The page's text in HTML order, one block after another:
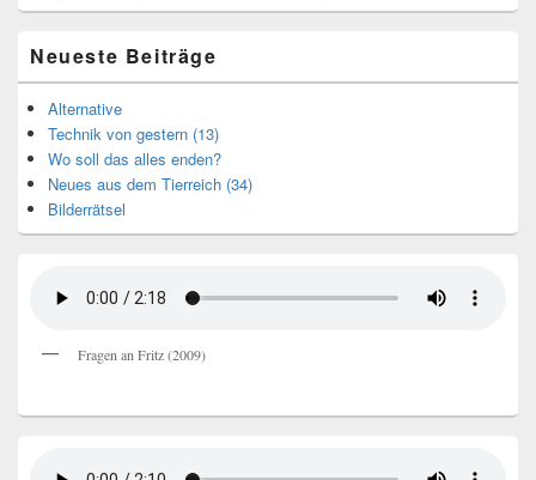
Neueste Beiträge
Alternative
Technik von gestern (13)
Wo soll das alles enden?
Neues aus dem Tierreich (34)
Bilderrätsel
Fragen an Fritz (2009)